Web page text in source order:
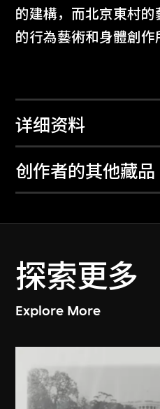
的建構，而北京東村
的行為藝術和身體創作
详细资料
创作者的其他藏品
探索更多
Explore More